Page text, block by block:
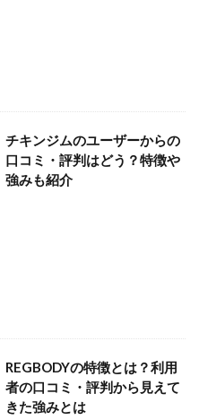
チキンジムのユーザーからの
口コミ・評判はどう？特徴や
強みも紹介
REGBODYの特徴とは？利用
者の口コミ・評判から見えて
きた強みとは